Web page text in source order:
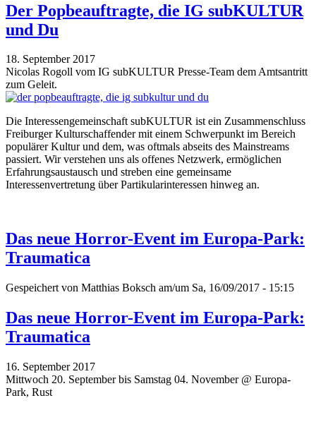
Der Popbeauftragte, die IG subKULTUR
und Du
18. September 2017
Nicolas Rogoll vom IG subKULTUR Presse-Team dem Amtsantritt
zum Geleit.
Die Interessengemeinschaft subKULTUR ist ein Zusammenschluss
Freiburger Kulturschaffender mit einem Schwerpunkt im Bereich
populärer Kultur und dem, was oftmals abseits des Mainstreams
passiert. Wir verstehen uns als offenes Netzwerk, ermöglichen
Erfahrungsaustausch und streben eine gemeinsame
Interessenvertretung über Partikularinteressen hinweg an.
Das neue Horror-Event im Europa-Park:
Traumatica
Gespeichert von Matthias Boksch am/um Sa, 16/09/2017 - 15:15
Das neue Horror-Event im Europa-Park:
Traumatica
16. September 2017
Mittwoch 20. September bis Samstag 04. November @ Europa-
Park, Rust